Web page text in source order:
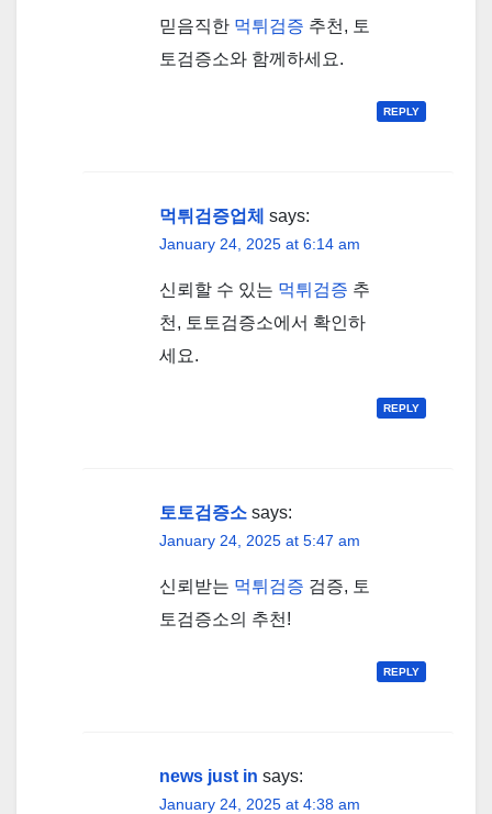
믿음직한 먹튀검증 추천, 토
토검증소와 함께하세요.
REPLY
먹튀검증업체 says:
January 24, 2025 at 6:14 am
신뢰할 수 있는 먹튀검증 추
천, 토토검증소에서 확인하
세요.
REPLY
토토검증소 says:
January 24, 2025 at 5:47 am
신뢰받는 먹튀검증 검증, 토
토검증소의 추천!
REPLY
news just in says:
January 24, 2025 at 4:38 am